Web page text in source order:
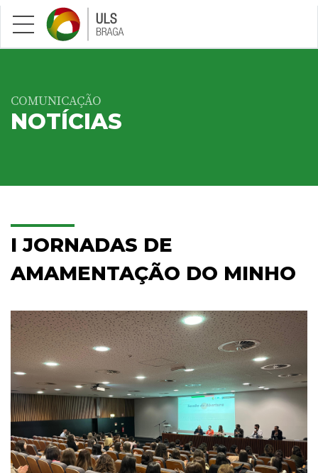
Saltar para conteúdo principal
COMUNICAÇÃO
NOTÍCIAS
I JORNADAS DE
AMAMENTAÇÃO DO MINHO